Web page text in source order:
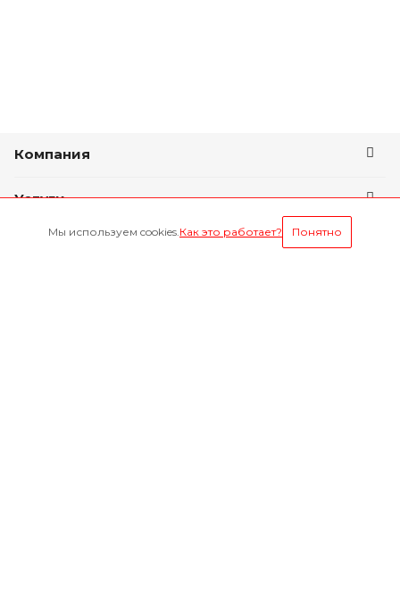
Компания
Услуги
Условия оплаты
Мы используем cookies.Как это работает? Понятно